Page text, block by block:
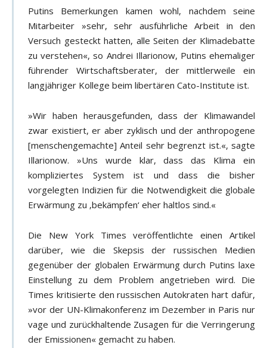
Putins Bemerkungen kamen wohl, nachdem seine
Mitarbeiter »sehr, sehr ausführliche Arbeit in den
Versuch gesteckt hatten, alle Seiten der Klimadebatte
zu verstehen«, so Andrei Illarionow, Putins ehemaliger
führender Wirtschaftsberater, der mittlerweile ein
langjähriger Kollege beim libertären Cato-Institute ist.
»Wir haben herausgefunden, dass der Klimawandel
zwar existiert, er aber zyklisch und der anthropogene
[menschengemachte] Anteil sehr begrenzt ist.«, sagte
Illarionow. »Uns wurde klar, dass das Klima ein
kompliziertes System ist und dass die bisher
vorgelegten Indizien für die Notwendigkeit die globale
Erwärmung zu ‚bekämpfen‘ eher haltlos sind.«
Die New York Times veröffentlichte einen Artikel
darüber, wie die Skepsis der russischen Medien
gegenüber der globalen Erwärmung durch Putins laxe
Einstellung zu dem Problem angetrieben wird. Die
Times kritisierte den russischen Autokraten hart dafür,
»vor der UN-Klimakonferenz im Dezember in Paris nur
vage und zurückhaltende Zusagen für die Verringerung
der Emissionen« gemacht zu haben.